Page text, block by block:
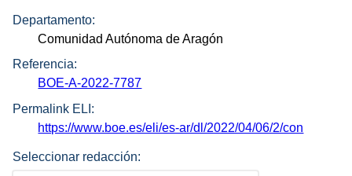
Departamento:
Comunidad Autónoma de Aragón
Referencia:
BOE-A-2022-7787
Permalink ELI:
https://www.boe.es/eli/es-ar/dl/2022/04/06/2/con
Seleccionar redacción: